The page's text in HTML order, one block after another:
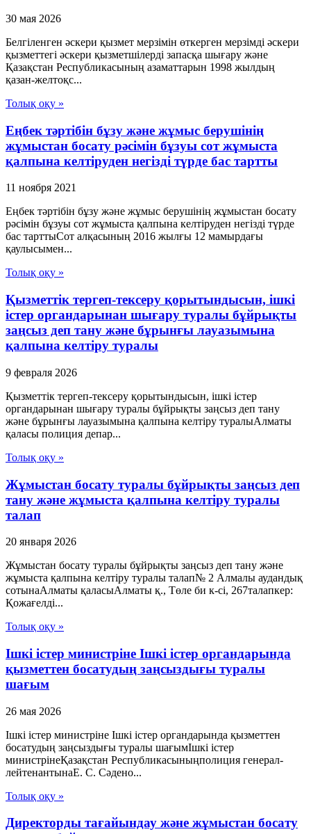
30 мая 2026
Белгiленген әскери қызмет мерзiмiн өткерген мерзiмдi әскери
қызметтегi әскери қызметшiлердi запасқа шығару және
Қазақстан Республикасының азаматтарын 1998 жылдың
қазан-желтоқс...
Толық оқу »
Еңбек тәртібін бұзу және жұмыс берушінің
жұмыстан босату рәсімін бұзуы сот жұмыста
қалпына келтіруден негізді түрде бас тартты
11 ноября 2021
Еңбек тәртібін бұзу және жұмыс берушінің жұмыстан босату
рәсімін бұзуы сот жұмыста қалпына келтіруден негізді түрде
бас тарттыСот алқасының 2016 жылғы 12 мамырдағы
қаулысымен...
Толық оқу »
Қызметтік тергеп-тексеру қорытындысын, ішкі
істер органдарынан шығару туралы бұйрықты
заңсыз деп тану және бұрынғы лауазымына
қалпына келтіру туралы
9 февраля 2026
Қызметтік тергеп-тексеру қорытындысын, ішкі істер
органдарынан шығару туралы бұйрықты заңсыз деп тану
және бұрынғы лауазымына қалпына келтіру туралыАлматы
қаласы полиция депар...
Толық оқу »
Жұмыстан босату туралы бұйрықты заңсыз деп
тану және жұмыста қалпына келтіру туралы
талап
20 января 2026
Жұмыстан босату туралы бұйрықты заңсыз деп тану және
жұмыста қалпына келтіру туралы талап№ 2 Алмалы аудандық
сотынаАлматы қаласыАлматы қ., Төле би к-сі, 267талапкер:
Қожағелді...
Толық оқу »
Ішкі істер министріне Ішкі істер органдарында
қызметтен босатудың заңсыздығы туралы
шағым
26 мая 2026
Ішкі істер министріне Ішкі істер органдарында қызметтен
босатудың заңсыздығы туралы шағымІшкі істер
министрінеҚазақстан Республикасыныңполиция генерал-
лейтенантынаЕ. С. Сәдено...
Толық оқу »
Директорды тағайындау және жұмыстан босату